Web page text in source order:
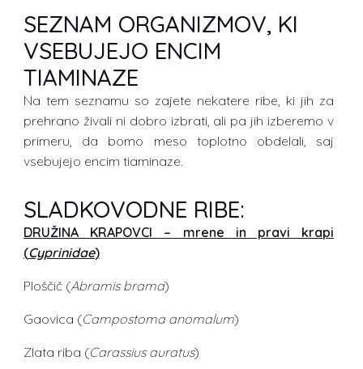
SEZNAM ORGANIZMOV, KI
VSEBUJEJO ENCIM
TIAMINAZE
Na tem seznamu so zajete nekatere ribe, ki jih za
prehrano živali ni dobro izbrati, ali pa jih izberemo v
primeru, da bomo meso toplotno obdelali, saj
vsebujejo encim tiaminaze.
SLADKOVODNE RIBE:
DRUŽINA KRAPOVCI – mrene in pravi krapi
(Cyprinidae)
Ploščič (Abramis brama)
Gaovica (Campostoma anomalum)
Zlata riba (Carassius auratus)